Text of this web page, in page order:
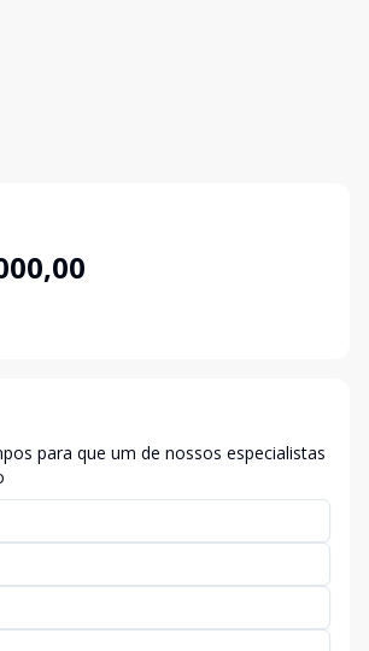
para que um de nossos especialistas